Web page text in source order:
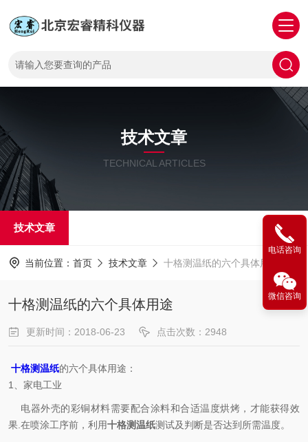
技术文章
TECHNICAL ARTICLES
技术文章
当前位置： 首页 技术文章 十格测温纸的六个具体用途
十格测温纸的六个具体用途
更新时间：2018-06-23 点击次数：2948
十格测温纸的六个具体用途：
1、家电工业
电器外壳的彩铜材料需要配合涂料和合适温度烘烤，才能获得效
果.在喷涂工序前，利用十格测温纸测试及判断是否达到所需温度。
电话咨询
微信咨询